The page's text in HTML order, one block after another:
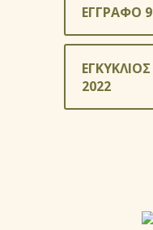
ΕΓΓΡΑΦΟ
2022